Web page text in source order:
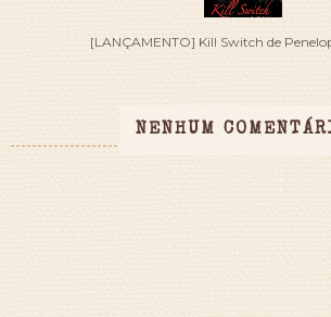
[LANÇAMENTO] Kill Switch de
NENHUM